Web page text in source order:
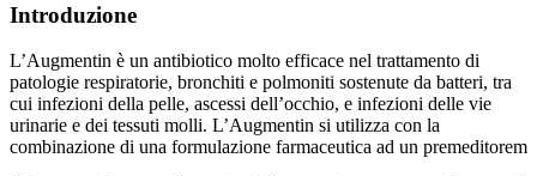
Introduzione
L’Augmentin è un antibiotico molto efficace nel trattamento di
patologie respiratorie, bronchiti e polmoniti sostenute da batteri, tra
cui infezioni della pelle, ascessi dell’occhio, e infezioni delle vie
urinarie e dei tessuti molli. L’Augmentin si utilizza con la
combinazione di una formulazione farmaceutica ad un premeditorem